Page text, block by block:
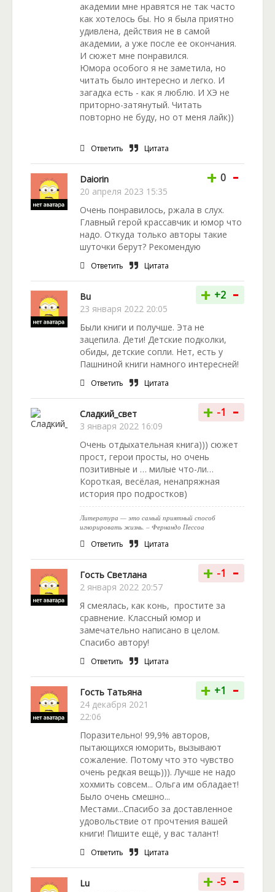
академии мне нравятся не так часто
как хотелось бы. Но я была приятно
удивлена, действия не в самой
академии, а уже после ее окончания.
И сюжет мне понравился.
Юмора особого я не заметила, но
читать было интересно и легко. И
загадка есть - как я люблю. И ХЭ не
приторно-затянутый. Читать
повторно не буду, но от меня лайк))
Ответить Цитата
Daiorin
20 апреля 2023 15:35
+ 0 -
Очень понравилось, ржала в слух.
Главный герой крассавчик и юмор что
надо. Откуда только авторы такие
шуточки берут? Рекомендую
Ответить Цитата
Bu
23 января 2022 20:05
+ +2 -
Были книги и получше. Эта не
зацепила. Дети! Детские подколки,
обиды, детские сопли. Нет, есть у
Пашниной книги намного интересней!
Ответить Цитата
Сладкий_свет
3 января 2022 16:09
+ -1 -
Очень отдыхательная книга))) сюжет
прост, герои просты, но очень
позитивные и … милые что-ли…
Короткая, весёлая, ненапряжная
история про подростков)
Литература — это самый приятный способ
игнорировать жизнь. – Фернандо Пессоа
Ответить Цитата
Гость Светлана
2 января 2022 20:57
+ -1 -
Я смеялась, как конь, простите за
сравнение. Классный юмор и
замечательно написано в целом.
Спасибо автору!
Ответить Цитата
Гость Татьяна
24 декабря 2021
22:06
+ +1 -
Поразительно! 99,9% авторов,
пытающихся юморить, вызывают
сожаление. Потому что это чувство
очень редкая вещь))). Лучше не надо
хохмить совсем... Ольга им обладает!
Было очень смешно...
Местами...Спасибо за доставленное
удовольствие от прочтения вашей
книги! Пишите ещё, у вас талант!
Ответить Цитата
Lu
+ -5 -